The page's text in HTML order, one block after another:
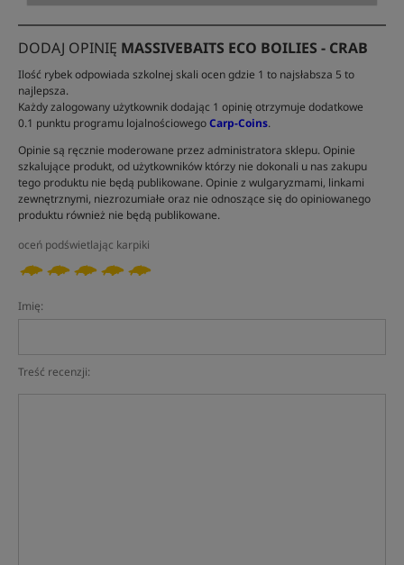
DODAJ OPINIĘ MASSIVEBAITS ECO BOILIES - CRAB
Ilość rybek odpowiada szkolnej skali ocen gdzie 1 to najsłabsza 5 to
najlepsza.
Każdy zalogowany użytkownik dodając 1 opinię otrzymuje dodatkowe
0.1 punktu programu lojalnościowegoCarp-Coins.
Opinie są ręcznie moderowane przez administratora sklepu. Opinie
szkalujące produkt, od użytkowników którzy nie dokonali u nas zakupu
tego produktu nie będą publikowane. Opinie z wulgaryzmami, linkami
zewnętrznymi, niezrozumiałe oraz nie odnoszące się do opiniowanego
produktu również nie będą publikowane.
oceń podświetlając karpiki
Imię:
Treść recenzji: